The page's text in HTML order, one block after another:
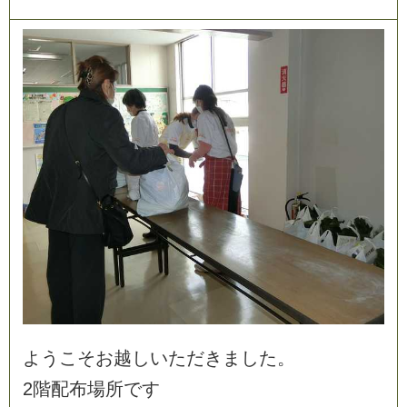
よ う こ そお越 しいただき ま した。
2階配布場所です